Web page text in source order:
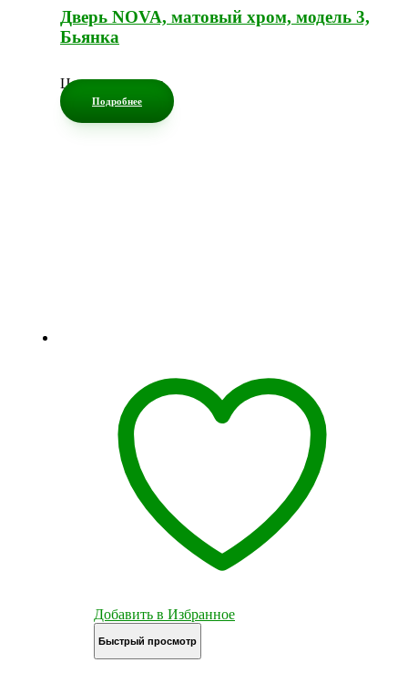
Дверь NOVA, матовый хром, модель 3,
Бьянка
Цена по запросу
Подробнее
Добавить в Избранное
Быстрый просмотр